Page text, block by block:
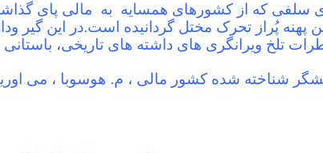
سلفی که از کشورهای همسایه به مالی پای
پهنه پُراز تحرک مختل گردانیده است.در این گیر
تلخ ویرانگری های داشته های تاریخی،
شناخته شده کشور مالی ، م. هوسوبا ، می